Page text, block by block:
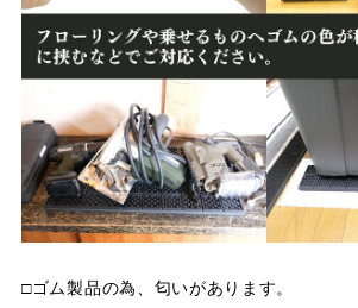
□ゴム製品の為、匂いがあります。​​​​​​​